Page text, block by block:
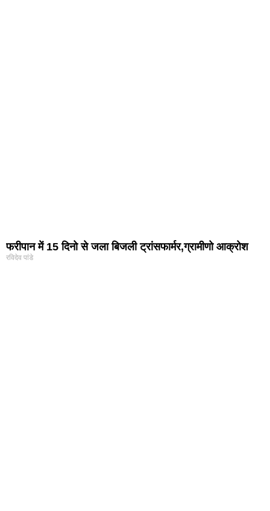
फरीपान में 15 दिनो से जला बिजली ट्रांसफार्मर,ग्रामीणो आक्रोश
रविदेव पांडे